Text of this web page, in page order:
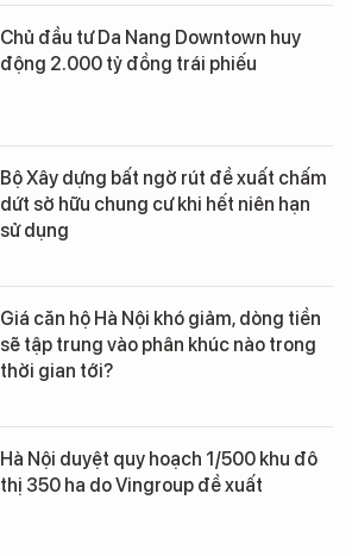
Chủ đầu tư Da Nang Downtown huy
động 2.000 tỷ đồng trái phiếu
Bộ Xây dựng bất ngờ rút đề xuất chấm
dứt sở hữu chung cư khi hết niên hạn
sử dụng
Giá căn hộ Hà Nội khó giảm, dòng tiền
sẽ tập trung vào phân khúc nào trong
thời gian tới?
Hà Nội duyệt quy hoạch 1/500 khu đô
thị 350 ha do Vingroup đề xuất